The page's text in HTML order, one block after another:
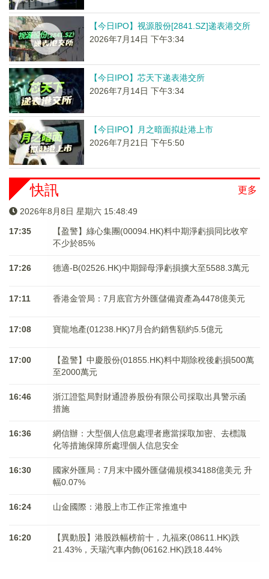
【今日IPO】视源股份[2841.SZ]递表港交所
2026年7月14日 下午3:34
【今日IPO】芯天下递表港交所
2026年7月14日 下午3:34
【今日IPO】月之暗面拟赴港上市
2026年7月21日 下午5:50
更多
快訊
2026年8月8日 星期六 15:48:49
17:35
【盈警】綠心集團(00094.HK)料中期淨虧損同比收窄
不少於85%
17:26 德適-B(02526.HK)中期歸母淨虧損擴大至5588.3萬元
17:11 香港金管局：7月底官方外匯儲備資產為4478億美元
17:08 寶龍地產(01238.HK)7月合約銷售額約5.5億元
17:00
【盈警】中慶股份(01855.HK)料中期除稅後虧損500萬
至2000萬元
16:46
浙江證監局對財通證券股份有限公司採取出具警示函
措施
16:36
網信辦：大型個人信息處理者應當採取加密、去標識
化等措施保障所處理個人信息安全
16:30
國家外匯局：7月末中國外匯儲備規模34188億美元 升
幅0.07%
16:24 山金國際：港股上市工作正常推進中
16:20
【異動股】港股跌幅榜前十，九福來(08611.HK)跌
21.43%，天瑞汽車内飾(06162.HK)跌18.44%